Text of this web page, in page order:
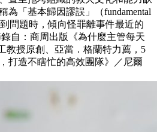
為「基本歸因謬誤」（fundamental
問題時，傾向怪罪離事件最近的
自：商周出版《為什麼主管每天
教授原創、亞當．格蘭特力薦，5
打造不瞎忙的高效團隊》／尼爾